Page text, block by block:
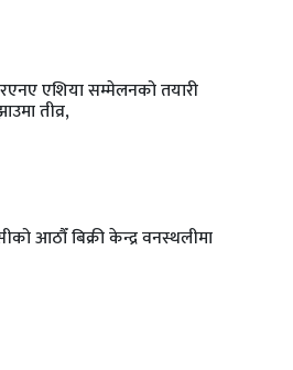
एशिया सम्मेलनको तयारी
तीव्र,
आठौँ बिक्री केन्द्र वनस्थलीमा